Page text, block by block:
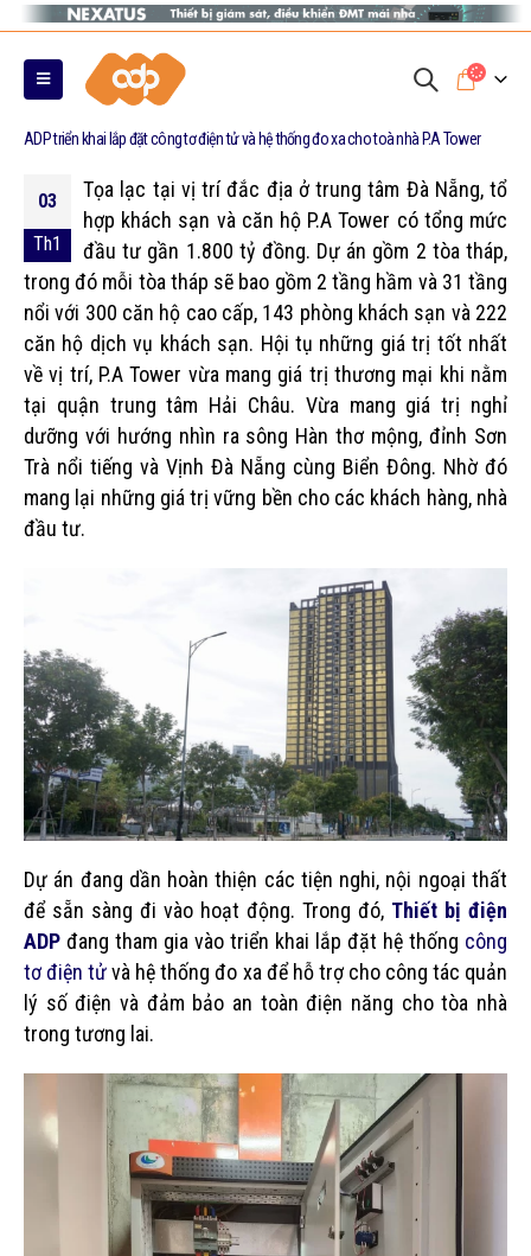
ADP triển khai lắp đặt công tơ điện tử và hệ thống đo xa cho toà nhà P.A Tower
03
Th1
Tọa lạc tại vị trí đắc địa ở trung tâm Đà Nẵng, tổ
hợp khách sạn và căn hộ P.A Tower có tổng mức
đầu tư gần 1.800 tỷ đồng. Dự án gồm 2 tòa tháp,
trong đó mỗi tòa tháp sẽ bao gồm 2 tầng hầm và 31 tầng
nổi với 300 căn hộ cao cấp, 143 phòng khách sạn và 222
căn hộ dịch vụ khách sạn. Hội tụ những giá trị tốt nhất
về vị trí, P.A Tower vừa mang giá trị thương mại khi nằm
tại quận trung tâm Hải Châu. Vừa mang giá trị nghỉ
dưỡng với hướng nhìn ra sông Hàn thơ mộng, đỉnh Sơn
Trà nổi tiếng và Vịnh Đà Nẵng cùng Biển Đông. Nhờ đó
mang lại những giá trị vững bền cho các khách hàng, nhà
đầu tư.
Dự án đang dần hoàn thiện các tiện nghi, nội ngoại thất
để sẵn sàng đi vào hoạt động. Trong đó, Thiết bị điện
ADP đang tham gia vào triển khai lắp đặt hệ thống công
tơ điện tửvà hệ thống đo xa để hỗ trợ cho công tác quản
lý số điện và đảm bảo an toàn điện năng cho tòa nhà
trong tương lai.